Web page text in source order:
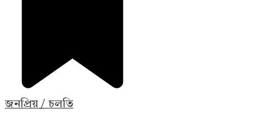
জনপ্রিয় / চলতি